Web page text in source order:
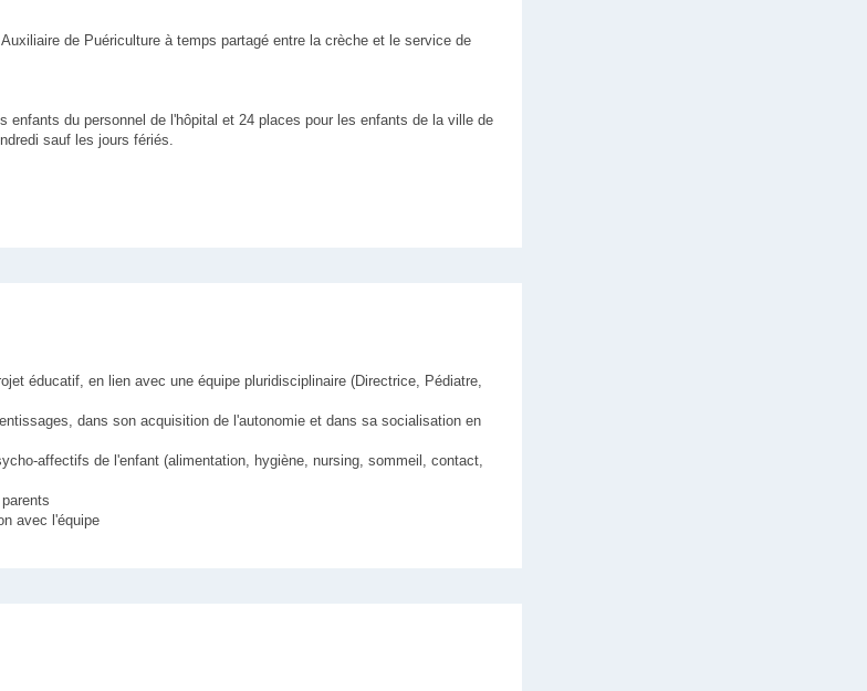
de Puériculture à temps partagé entre la crèche et le service de
du personnel de l'hôpital et 24 places pour les enfants de la ville de
sauf les jours fériés.
éducatif, en lien avec une équipe pluridisciplinaire (Directrice, Pédiatre,
dans son acquisition de l'autonomie et dans sa socialisation en
affectifs de l'enfant (alimentation, hygiène, nursing, sommeil, contact,
avec l'équipe